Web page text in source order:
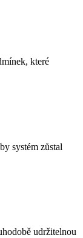
které
systém zůstal
udržitelnou